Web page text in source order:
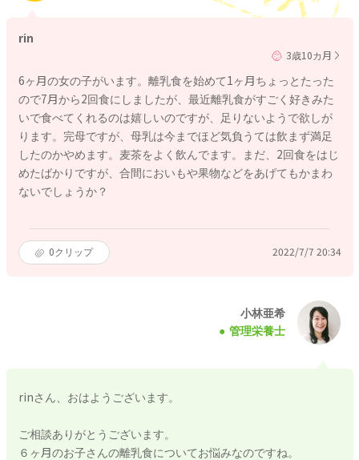
rin
3歳10カ月
6ヶ月の女の子がいます。離乳食を始めて1ヶ月ちょっとたった
ので7月から2回食にしましたが、最近離乳食がすごく好きみた
いで食べてくれるのは嬉しいのですが、足りないようで欲しが
ります。完母ですが、母乳は今までほど気負うては飲まず満足
したのかやめます。麦茶をよく飲んでます。まだ、2回食をはじ
めたばかりですが、合間においもや果物などをあげてもかまわ
ないでしょうか？
0クリップ 2022/7/7 20:34
小林亜希
管理栄養士
rinさん、おはようございます。
ご相談ありがとうございます。
６ヶ月のお子さんの離乳食についてお悩みなのですね。